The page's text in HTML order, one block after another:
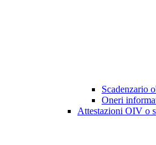
Scadenzario
Oneri
Attestazioni OIV o